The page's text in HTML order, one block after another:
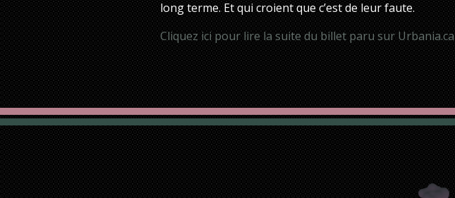
long terme. Et qui croient que c’est de leur faute.
Cliquez ici pour lire la suite du billet paru sur Urbania.ca